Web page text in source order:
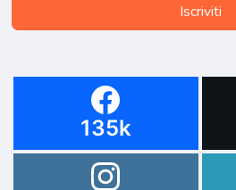
Iscriviti
135k